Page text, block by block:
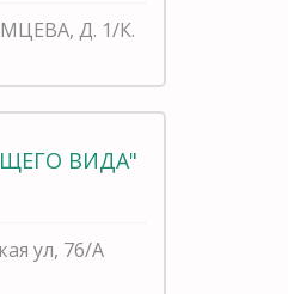
Д. 1/К.
ВИДА"
ул, 76/А